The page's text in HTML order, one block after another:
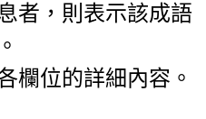
者，則表示該成語
欄位的詳細內容。